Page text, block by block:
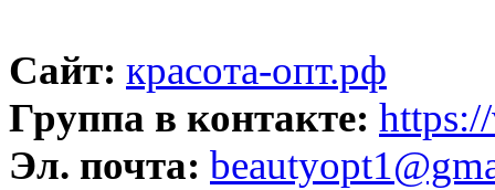
Сайт: красота-опт.рф
Группа в контакте:
Эл. почта: